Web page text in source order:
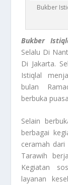
Bukber
Bukber
Selalu Di
Di Jakarta.
Istiqlal
bulan
berbuka
Selain
berbagai
ceramah dari
Tarawih
Kegiatan
layanan